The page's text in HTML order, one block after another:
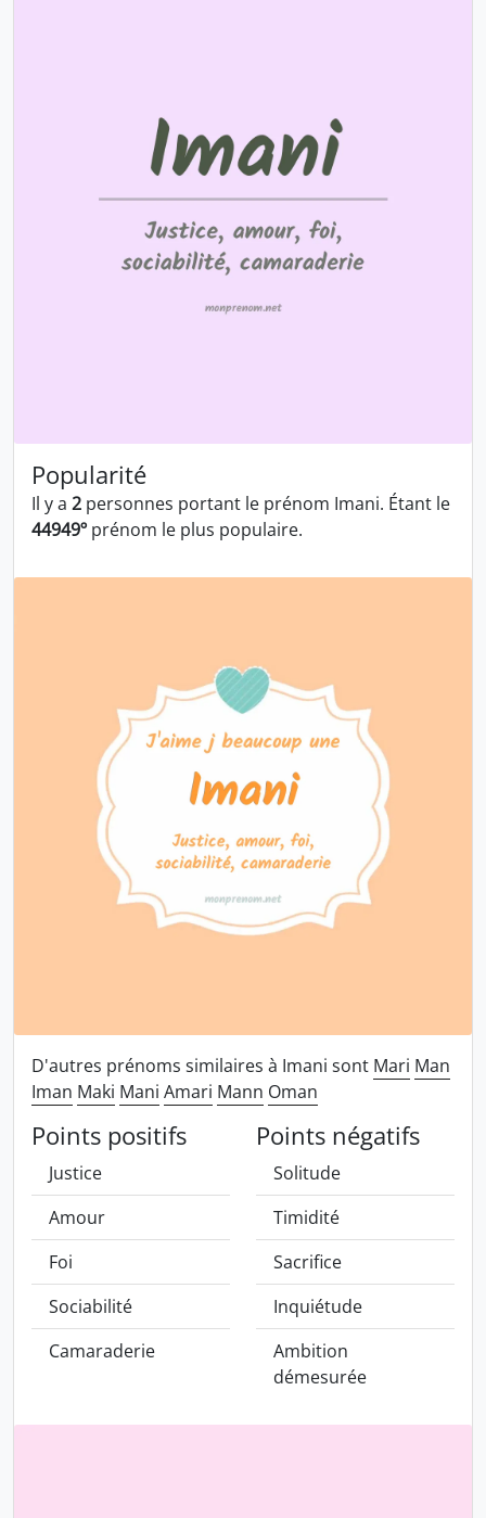
Popularité
Il y a 2 personnes portant le prénom Imani. Étant le
44949º prénom le plus populaire.
D'autres prénoms similaires à Imani sont Mari Man
Iman Maki Mani Amari Mann Oman
Points positifs
Justice
Amour
Foi
Sociabilité
Camaraderie
Points négatifs
Solitude
Timidité
Sacrifice
Inquiétude
Ambition
démesurée